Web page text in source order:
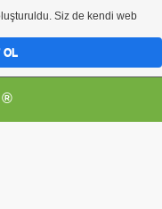
®
Siz de kendi web
OL